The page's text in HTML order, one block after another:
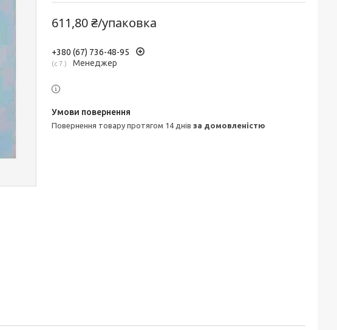
611,80 ₴/упаковка
+380 (67) 736-48-95
с 7. Менеджер
повернення товару протягом 14 днів за домовленістю